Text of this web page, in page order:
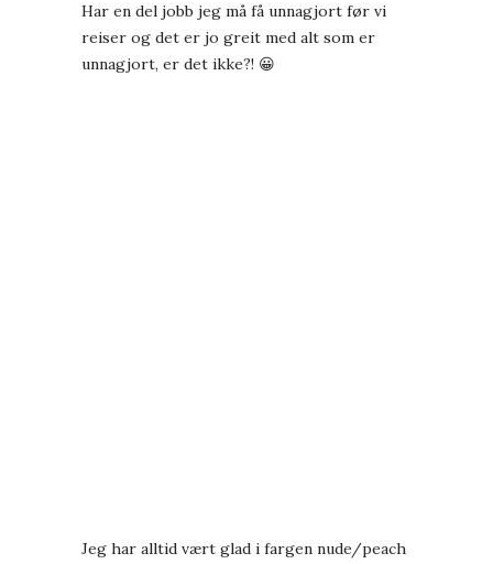
Har en del jobb jeg må få unnagjort før vi
reiser og det er jo greit med alt som er
unnagjort, er det ikke?! 😀
Jeg har alltid vært glad i fargen nude/peach